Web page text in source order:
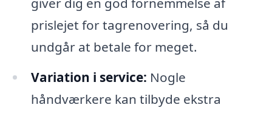
prislejet for tagrenovering, så du
undgår at betale for meget.
Variation i service: Nogle
håndværkere kan tilbyde ekstra